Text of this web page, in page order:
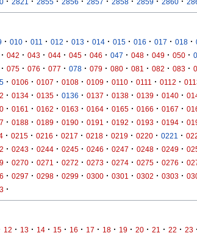
· 010 · 011 · 012 · 013 · 014 · 015 · 016 · 017 · 018 ·
· 042 · 043 · 044 · 045 · 046 · 047 · 048 · 049 · 050 ·
· 075 · 076 · 077 · 078 · 079 · 080 · 081 · 082 · 083 ·
· 0106 · 0107 · 0108 · 0109 · 0110 · 0111 · 0112 ·
· 0134 · 0135 · 0136 · 0137 · 0138 · 0139 · 0140 ·
· 0161 · 0162 · 0163 · 0164 · 0165 · 0166 · 0167 ·
· 0188 · 0189 · 0190 · 0191 · 0192 · 0193 · 0194 ·
· 0215 · 0216 · 0217 · 0218 · 0219 · 0220 · 0221 ·
· 0243 · 0244 · 0245 · 0246 · 0247 · 0248 · 0249 ·
· 0270 · 0271 · 0272 · 0273 · 0274 · 0275 · 0276 ·
· 0297 · 0298 · 0299 · 0300 · 0301 · 0302 · 0303 ·
·
12 · 13 · 14 · 15 · 16 · 17 · 18 · 19 · 20 · 21 · 22 · 23 ·